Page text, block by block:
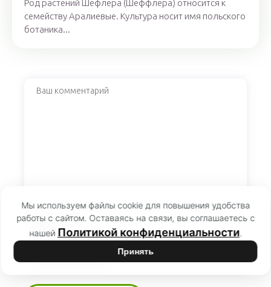
Род растений Шефлера (Шеффлера) относится к
семейству Аралиевые. Культура носит имя польского
ботаника...
Мы используем файлы cookie для повышения удобства
работы с сайтом. Оставаясь на связи, вы соглашаетесь с
нашей Политикой конфиденциальности.
Принять